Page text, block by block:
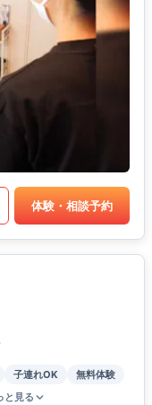
体験・相談予約
子連れOK
無料体験
と見る